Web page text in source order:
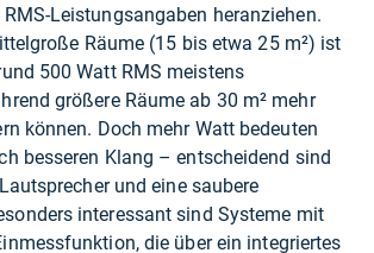
Leistungsangaben heranziehen.
Räume (15 bis etwa 25 m²) ist
500 Watt RMS meistens
größere Räume ab 30 m² mehr
können. Doch mehr Watt bedeuten
besseren Klang – entscheidend sind
und eine saubere
interessant sind Systeme mit
die über ein integriertes